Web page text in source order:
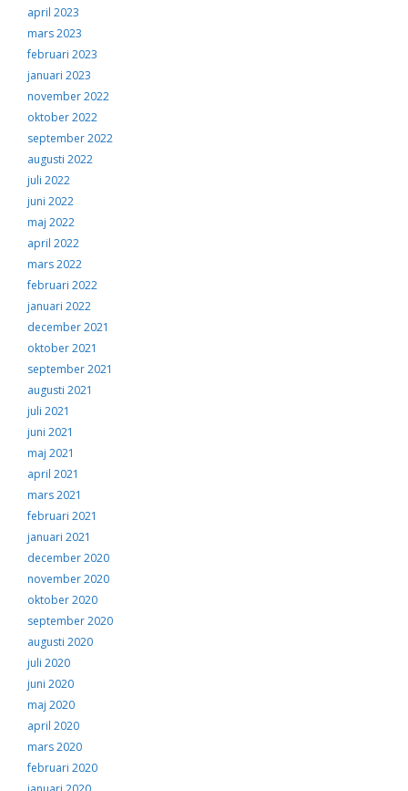
april 2023
mars 2023
februari 2023
januari 2023
november 2022
oktober 2022
september 2022
augusti 2022
juli 2022
juni 2022
maj 2022
april 2022
mars 2022
februari 2022
januari 2022
december 2021
oktober 2021
september 2021
augusti 2021
juli 2021
juni 2021
maj 2021
april 2021
mars 2021
februari 2021
januari 2021
december 2020
november 2020
oktober 2020
september 2020
augusti 2020
juli 2020
juni 2020
maj 2020
april 2020
mars 2020
februari 2020